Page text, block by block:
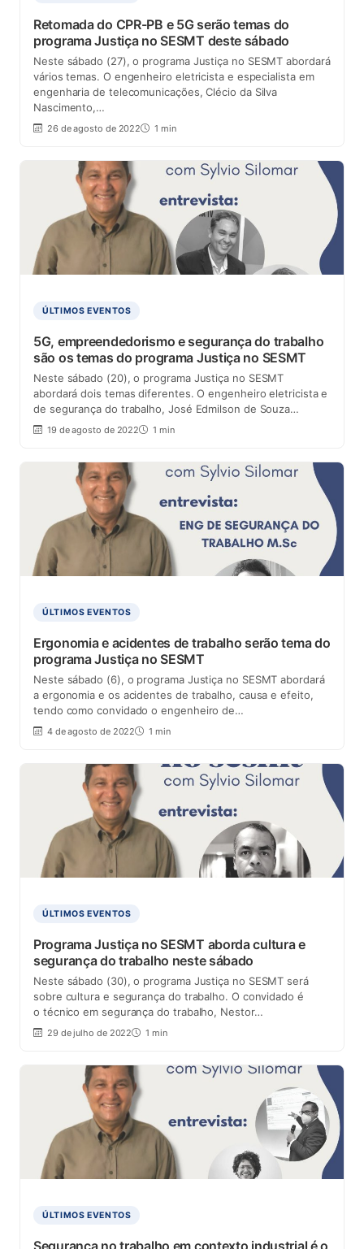
Retomada do CPR-PB e 5G serão temas do
programa Justiça no SESMT deste sábado
Neste sábado (27), o programa Justiça no SESMT abordará
vários temas. O engenheiro eletricista e especialista em
engenharia de telecomunicações, Clécio da Silva
Nascimento,…
26 de agosto de 2022 1 min
ÚLTIMOS EVENTOS
5G, empreendedorismo e segurança do trabalho
são os temas do programa Justiça no SESMT
Neste sábado (20), o programa Justiça no SESMT
abordará dois temas diferentes. O engenheiro eletricista e
de segurança do trabalho, José Edmilson de Souza…
19 de agosto de 2022 1 min
ÚLTIMOS EVENTOS
Ergonomia e acidentes de trabalho serão tema do
programa Justiça no SESMT
Neste sábado (6), o programa Justiça no SESMT abordará
a ergonomia e os acidentes de trabalho, causa e efeito,
tendo como convidado o engenheiro de…
4 de agosto de 2022 1 min
ÚLTIMOS EVENTOS
Programa Justiça no SESMT aborda cultura e
segurança do trabalho neste sábado
Neste sábado (30), o programa Justiça no SESMT será
sobre cultura e segurança do trabalho. O convidado é
o técnico em segurança do trabalho, Nestor…
29 de julho de 2022 1 min
ÚLTIMOS EVENTOS
Segurança no trabalho em contexto industrial é o